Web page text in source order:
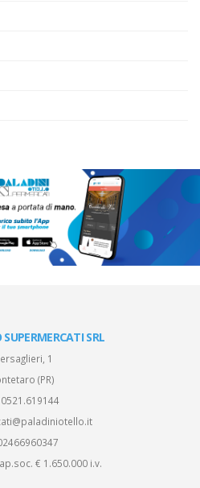
SRL
1
(PR)
0521.619144
€ 1.650.000 i.v.